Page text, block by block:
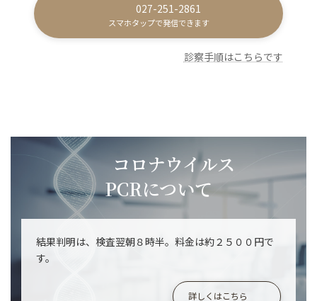
027-251-2861
スマホタップで発信できます
診察手順はこちらです
コロナウイルス
PCRについて
結果判明は、検査翌朝８時半。料金は約２５００円で
す。
詳しくはこちら